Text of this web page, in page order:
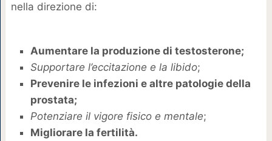
nella direzione di:
Aumentare la produzione di testosterone;
Supportare l’eccitazione e la libido;
Prevenire le infezioni e altre patologie della
prostata;
Potenziare il vigore fisico e mentale;
Migliorare la fertilità.